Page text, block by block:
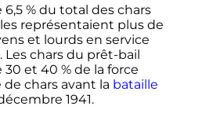
6,5 % du total des chars
représentaient plus de
et lourds en service
. Les chars du prêt-bail
30 et 40 % de la force
chars avant la bataille
1941.